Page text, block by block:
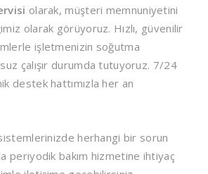
olarak, müşteri memnuniyetini
olarak görüyoruz. Hızlı, güvenilir
işletmenizin soğutma
çalışır durumda tutuyoruz. 7/24
destek hattımızla her an
herhangi bir sorun
periyodik bakım hizmetine ihtiyaç